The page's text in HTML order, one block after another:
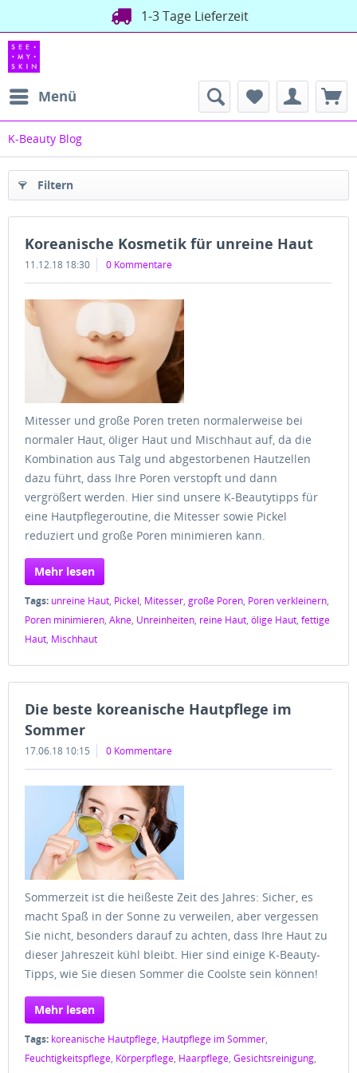
1-3 Tage Lieferzeit
Menü
K-Beauty Blog
Filtern
Koreanische Kosmetik für unreine Haut
11.12.18 18:30 0 Kommentare
Mitesser und große Poren treten normalerweise bei
normaler Haut, öliger Haut und Mischhaut auf, da die
Kombination aus Talg und abgestorbenen Hautzellen
dazu führt, dass Ihre Poren verstopft und dann
vergrößert werden. Hier sind unsere K-Beautytipps für
eine Hautpflegeroutine, die Mitesser sowie Pickel
reduziert und große Poren minimieren kann.
Mehr lesen
Tags: unreine Haut, Pickel, Mitesser, große Poren, Poren verkleinern,
Poren minimieren, Akne, Unreinheiten, reine Haut, ölige Haut, fettige
Haut, Mischhaut
Die beste koreanische Hautpflege im
Sommer
17.06.18 10:15 0 Kommentare
Sommerzeit ist die heißeste Zeit des Jahres: Sicher, es
macht Spaß in der Sonne zu verweilen, aber vergessen
Sie nicht, besonders darauf zu achten, dass Ihre Haut zu
dieser Jahreszeit kühl bleibt. Hier sind einige K-Beauty-
Tipps, wie Sie diesen Sommer die Coolste sein können!
Mehr lesen
Tags: koreanische Hautpflege, Hautpflege im Sommer,
Feuchtigkeitspflege, Körperpflege, Haarpflege, Gesichtsreinigung,